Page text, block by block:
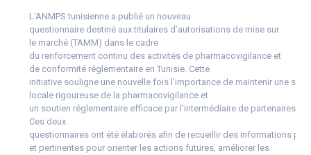
L’ANMPS tunisienne a publié un nouveau
questionnaire destiné aux titulaires d’autorisations de mise sur
le marché (TAMM) dans le cadre
du renforcement continu des activités de pharmacovigilance et
de conformité réglementaire en Tunisie. Cette
initiative souligne une nouvelle fois l’importance de maintenir une
locale rigoureuse de la pharmacovigilance et
un soutien réglementaire efficace par l’intermédiaire de partenaires
Ces deux
questionnaires ont été élaborés afin de recueillir des informations
et pertinentes pour orienter les actions futures, améliorer les